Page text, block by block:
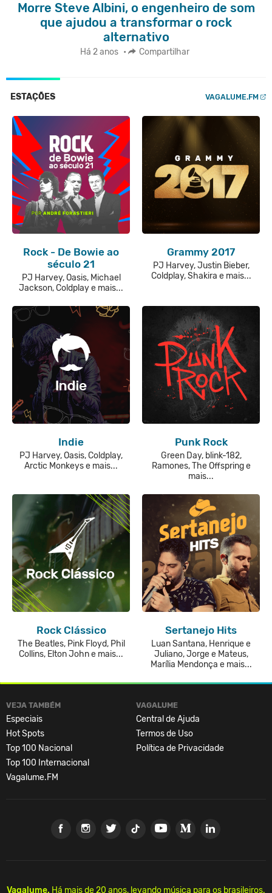
Morre Steve Albini, o engenheiro de som
que ajudou a transformar o rock
alternativo
Há 2 anos • Compartilhar
ESTAÇÕES VAGALUME.FM
Rock - De Bowie ao
século 21
PJ Harvey, Oasis, Michael
Jackson, Coldplay e mais...
Grammy 2017
PJ Harvey, Justin Bieber,
Coldplay, Shakira e mais...
Indie
PJ Harvey, Oasis, Coldplay,
Arctic Monkeys e mais...
Punk Rock
Green Day, blink-182,
Ramones, The Offspring e
mais...
Rock Clássico
The Beatles, Pink Floyd, Phil
Collins, Elton John e mais...
Sertanejo Hits
Luan Santana, Henrique e
Juliano, Jorge e Mateus,
Marília Mendonça e mais...
VEJA TAMBÉM
Especiais
Hot Spots
Top 100 Nacional
Top 100 Internacional
Vagalume.FM
VAGALUME
Central de Ajuda
Termos de Uso
Política de Privacidade
Vagalume. Há mais de 20 anos, levando música para os brasileiros.